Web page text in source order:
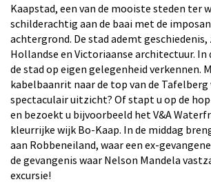
Kaapstad, een van de mooiste steden ter
schilderachtig aan de baai met de
achtergrond. De stad ademt
Hollandse en Victoriaanse architectuur. In
de stad op eigen gelegenheid verkennen.
kabelbaanrit naar de top van de Tafelberg
spectaculair uitzicht? Of stapt u op de
en bezoekt u bijvoorbeeld het V&A
kleurrijke wijk Bo-Kaap. In de middag
aan Robbeneiland, waar een ex-
de gevangenis waar Nelson Mandela
excursie!